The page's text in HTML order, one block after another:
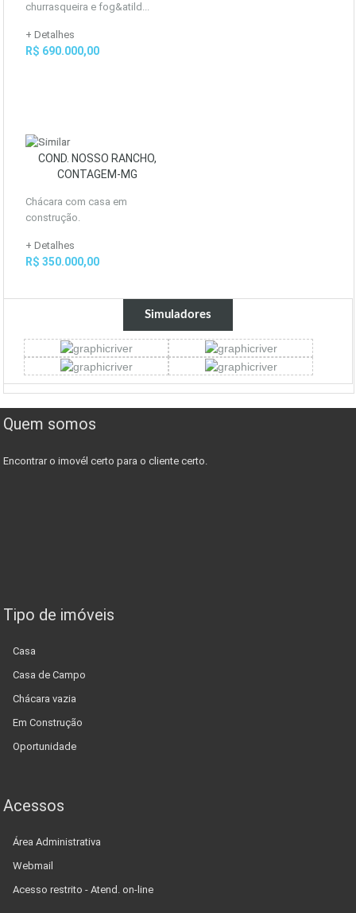
churrasqueira e fog&atild...
+ Detalhes
R$ 690.000,00
COND. NOSSO RANCHO,
CONTAGEM-MG
Chácara com casa em
construção.
+ Detalhes
R$ 350.000,00
Simuladores
Quem somos
Encontrar o imovél certo para o cliente certo.
Tipo de imóveis
Casa
Casa de Campo
Chácara vazia
Em Construção
Oportunidade
Acessos
Área Administrativa
Webmail
Acesso restrito - Atend. on-line